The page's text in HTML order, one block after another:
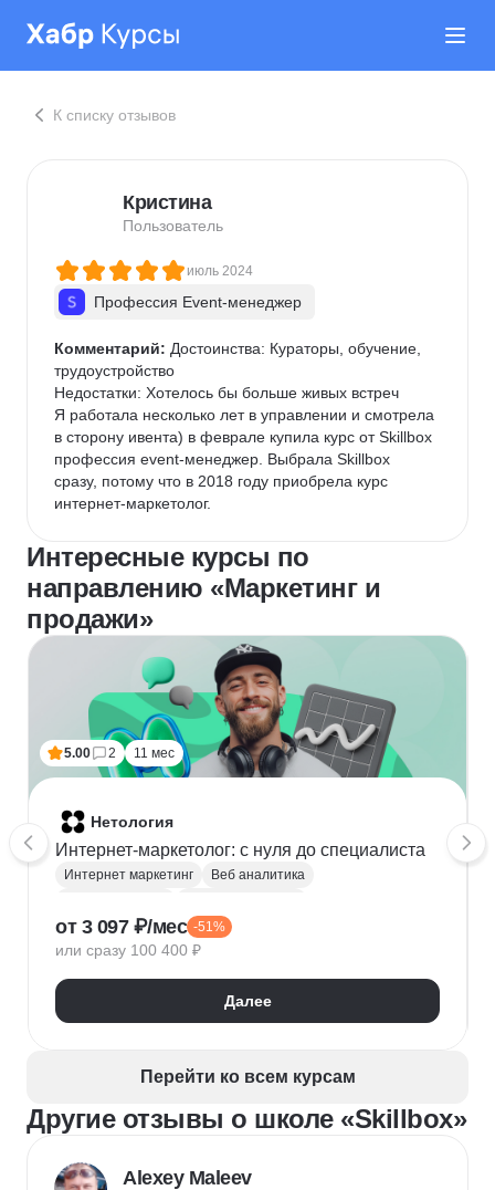
К списку отзывов
Кристина
Пользователь
июль 2024
Профессия Event-менеджер
Комментарий: Достоинства: Кураторы, обучение,
трудоустройство
Недостатки: Хотелось бы больше живых встреч
Я работала несколько лет в управлении и смотрела
в сторону ивента) в феврале купила курс от Skillbox
профессия event-менеджер. Выбрала Skillbox
сразу, потому что в 2018 году приобрела курс
интернет-маркетолог.
Интересные курсы по
направлению «Маркетинг и
продажи»
5.00 2 11 мес
Нетология
Интернет-маркетолог: с нуля до cпециалиста
Интернет маркетинг
Веб аналитика
Google реклама
Маркетинговая стратегия
Яндекс Директ
SMM продвижение
Продвижение на маркетплейсах
Копирайтинг
Контекстная реклама
от 3 097 ₽/мес -51%
или сразу 100 400 ₽
Далее
Перейти ко всем курсам
Другие отзывы о школе «Skillbox»
Alexey Maleev